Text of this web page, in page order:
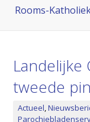
Rooms-
Landelijke
tweede
Actueel,